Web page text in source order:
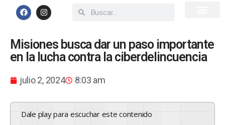
Misiones busca dar un paso importante
en la lucha contra la ciberdelincuencia
julio 2, 2024 8:03 am
Dale play para escuchar este contenido